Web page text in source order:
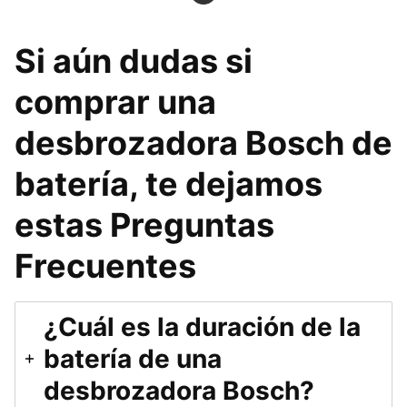
Si aún dudas si
comprar una
desbrozadora Bosch de
batería, te dejamos
estas Preguntas
Frecuentes
¿Cuál es la duración de la
batería de una
desbrozadora Bosch?